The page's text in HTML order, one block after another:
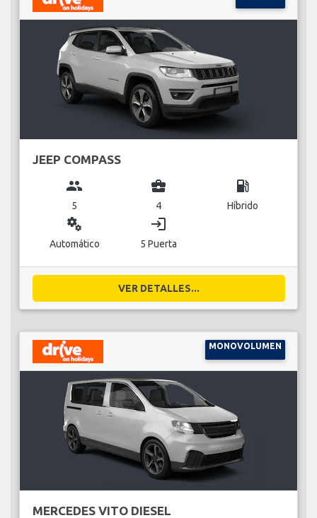
JEEP COMPASS
group
5
business_center
4
local_gas_station
Híbrido
miscellaneous_services
Automático
login
5 Puerta
VER DETALLES...
MONOVOLUMEN
MERCEDES VITO DIESEL